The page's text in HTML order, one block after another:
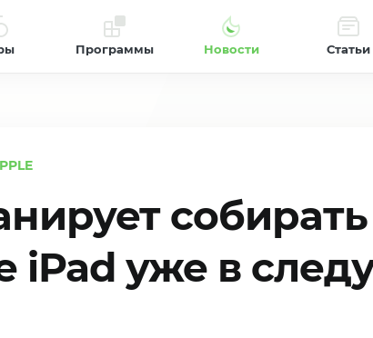
Программы Новости Статьи
собирать
iPad уже в